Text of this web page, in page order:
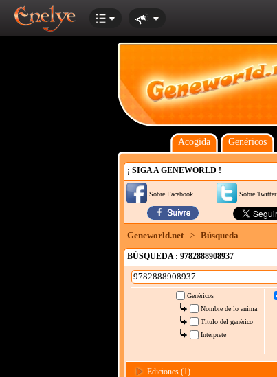
Acogida Genéricos
¡ SIGA A GENEWORLD !
Sobre Facebook Sobre Twitter
Geneworld.net > Búsqueda
BÚSQUEDA : 9782888908937
Genéricos
Nombre de lo anima
Título del genérico
Intérprete
Ediciones (1)